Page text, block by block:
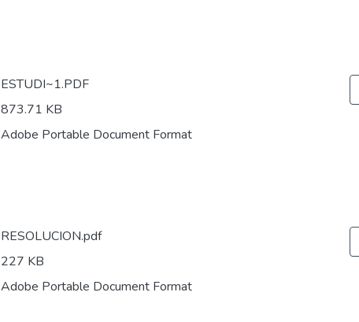
ESTUDI~1.PDF
873.71 KB
Adobe Portable Document Format
RESOLUCION.pdf
227 KB
Adobe Portable Document Format